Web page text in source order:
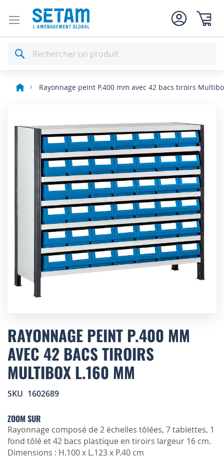
Rechercher
Rayonnage peint P.400 mm avec 42 bacs tiroirs
the
the
images
gallery
to
the
beginning
of
the
images
RAYONNAGE PEINT P.400 MM
AVEC 42 BACS TIROIRS
MULTIBOX L.160 MM
SKU 1602689
ZOOM SUR
Rayonnage composé de 2 échelles tôlées, 7 tablettes, 1
fond tôlé et 42 bacs plastique en tiroirs largeur 16 cm.
Dimensions : H.100 x L.123 x P.40 cm